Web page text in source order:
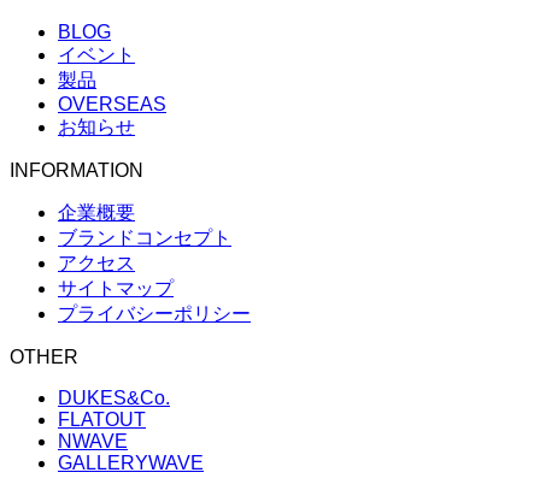
BLOG
イベント
製品
OVERSEAS
お知らせ
INFORMATION
企業概要
ブランドコンセプト
アクセス
サイトマップ
プライバシーポリシー
OTHER
DUKES&Co.
FLATOUT
NWAVE
GALLERYWAVE